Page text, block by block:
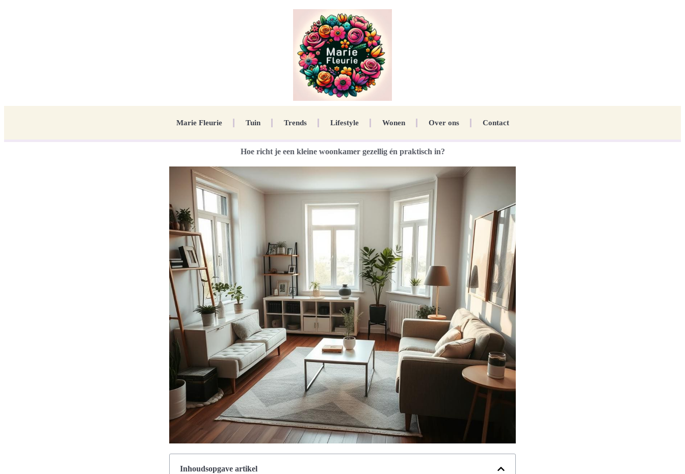
Marie Fleurie Tuin Trends Lifestyle Wonen Over ons Contact
Hoe richt je een kleine woonkamer gezellig én praktisch in?
Inhoudsopgave artikel